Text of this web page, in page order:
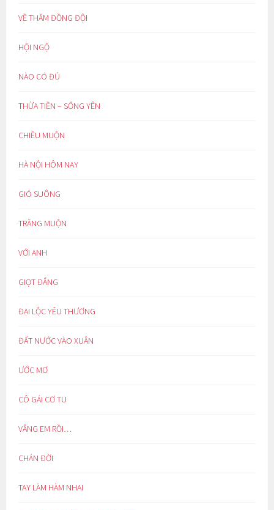
VỀ THĂM ĐỒNG ĐỘI
HỘI NGỘ
NÀO CÓ ĐỦ
THỪA TIỀN – SỐNG YÊN
CHIỀU MUỘN
HÀ NỘI HÔM NAY
GIÓ SUÔNG
TRĂNG MUỘN
VỚI ANH
GIỌT ĐẮNG
ĐẠI LỘC YÊU THƯƠNG
ĐẤT NƯỚC VÀO XUÂN
ƯỚC MƠ
CÔ GÁI CƠ TU
VẮNG EM RỒI…
CHÁN ĐỜI
TAY LÀM HÀM NHAI